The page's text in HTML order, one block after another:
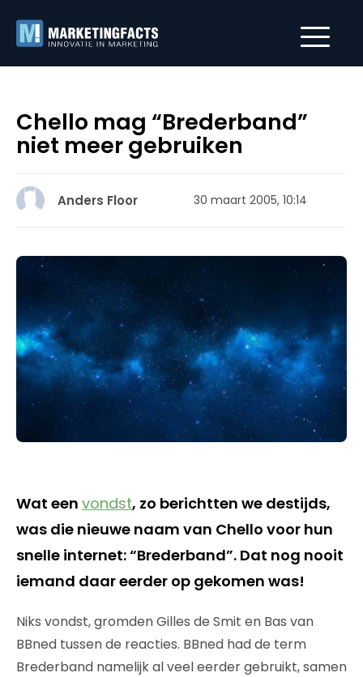
Chello mag “Brederband”
niet meer gebruiken
Anders Floor 30 maart 2005, 10:14
Wat een vondst, zo berichtten we destijds,
was die nieuwe naam van Chello voor hun
snelle internet: “Brederband”. Dat nog nooit
iemand daar eerder op gekomen was!
Niks vondst, gromden Gilles de Smit en Bas van
BBned tussen de reacties. BBned had de term
Brederband namelijk al veel eerder gebruikt, samen